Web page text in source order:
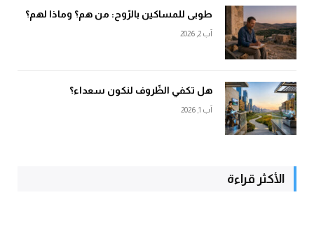
طوبى للمساكين بالرّوح: من هم؟ وماذا لهم؟
آب 2, 2026
هل تكفي الظّروف لنكون سعداء؟
آب 1, 2026
الأكثر قراءة